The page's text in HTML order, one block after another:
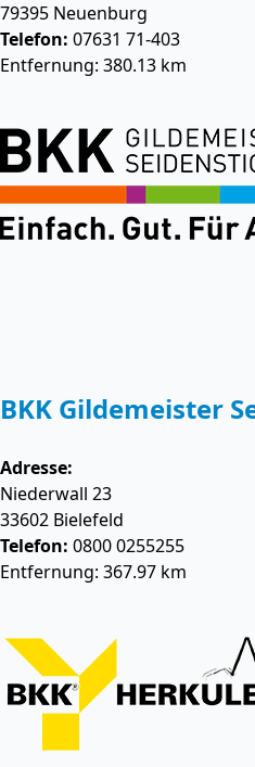
79395 Neuenburg
Telefon: 07631 71-403
Entfernung: 380.13 km
BKK Gildemeister
Adresse:
Niederwall 23
33602 Bielefeld
Telefon: 0800 0255255
Entfernung: 367.97 km